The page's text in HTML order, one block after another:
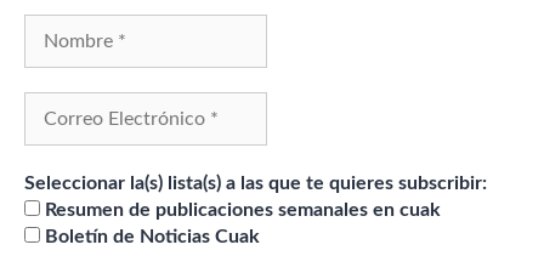
Seleccionar la(s) lista(s) a las que te quieres subscribir:
Resumen de publicaciones semanales en cuak
Boletín de Noticias Cuak